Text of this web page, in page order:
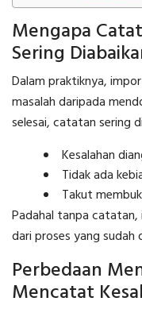
Mengapa
Sering
Dalam praktiknya,
masalah daripada
selesai, catatan sering
Kesalahan
Tidak ada
Takut
Padahal tanpa catatan,
dari proses yang sudah
Perbedaan
Mencatat